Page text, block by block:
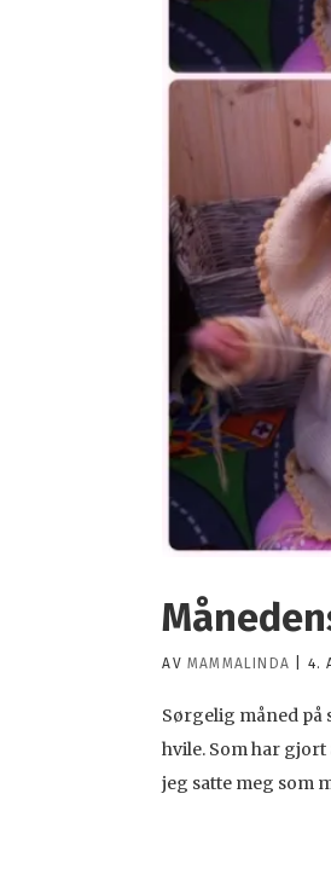
AVMAMMALINDA 4.
Sørgelig måned
hvile. Som har
jeg satte meg som